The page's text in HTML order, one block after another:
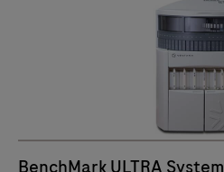
BenchMark ULTRA System